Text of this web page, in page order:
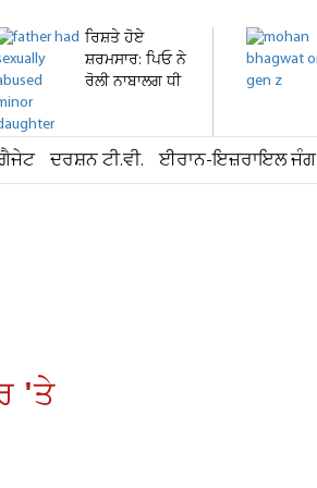
ਰਿਸ਼ਤੇ ਹੋਏ
ਸ਼ਰਮਸਾਰ: ਪਿਓ ਨੇ
ਰੋਲੀ ਨਾਬਾਲਗ ਧੀ
ਦਰਸ਼ਨ ਟੀ.ਵੀ. ਈਰਾਨ-ਇਜ਼ਰਾਇਲ ਜੰਗ
'ਤੇ